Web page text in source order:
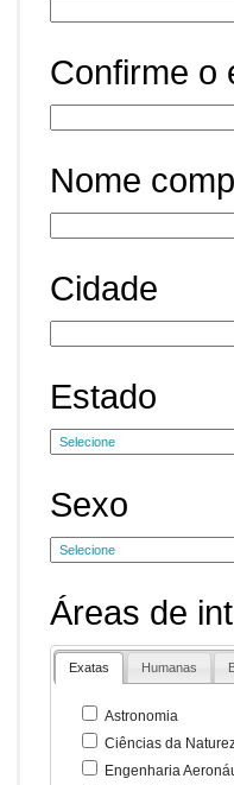
Confirme o
Nome
Cidade
Estado
Sexo
Áreas de
Exatas Humanas
Astronomia
Ciências da
Engenharia